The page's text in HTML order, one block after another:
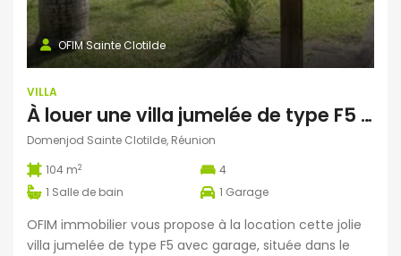
OFIM Sainte Clotilde
VILLA
À louer une villa jumelée de type F5 de 104 m2 habitable située sur le secteur de Domenjod Sainte Clothilde Réunion
Domenjod Sainte Clotilde, Réunion
104 m2
4
1 Salle de bain 1 Garage
OFIM immobilier vous propose à la location cette jolie
villa jumelée de type F5 avec garage, située dans le